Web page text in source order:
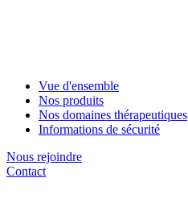
Vue d'ensemble
Nos produits
Nos domaines thérapeutiques
Informations de sécurité
Nous rejoindre
Contact